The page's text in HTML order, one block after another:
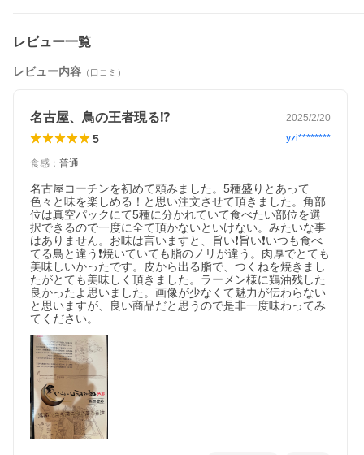
レビュー一覧
レビュー内容 （口コミ）
名古屋、鳥の王者現る⁉️ 2025/2/20
5 yzi********
食感 ： 普通
名古屋コーチンを初めて頼みました。5種盛りとあって
色々と味を楽しめる！と思い注文させて頂きました。角部
位は真空パックにて5種に分かれていて食べたい部位を選
択できるので一度に全て頂かないといけない。みたいな事
はありません。お味は言いますと、旨い❗️旨い❗️いつも食べ
てる鳥と違う❗️焼いていても脂のノリが違う。肉厚でとても
美味しいかったです。皮から出る脂で、つくねを焼きまし
たがとても美味しく頂きました。ラーメン様に鶏油残した
良かったよ思いました。画像が少なくて魅力が伝わらない
と思いますが、良い商品だと思うので是非一度味わってみ
てください。